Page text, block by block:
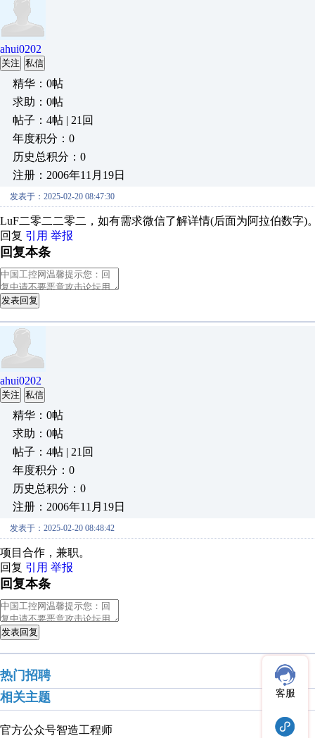
ahui0202
关注 私信
精华：0帖
求助：0帖
帖子：4帖 | 21回
年度积分：0
历史总积分：0
注册：2006年11月19日
发表于：2025-02-20 08:47:30
LuF二零二二零二，如有需求微信了解详情(后面为阿拉伯数字)
回复 引用 举报
回复本条
发表回复
ahui0202
关注 私信
精华：0帖
求助：0帖
帖子：4帖 | 21回
年度积分：0
历史总积分：0
注册：2006年11月19日
发表于：2025-02-20 08:48:42
项目合作，兼职。
回复 引用 举报
回复本条
发表回复
热门招聘
相关主题
官方公众号智造工程师
客服